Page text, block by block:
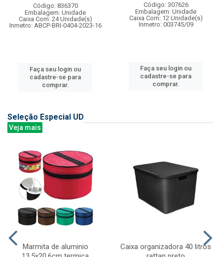
Código: 836370
Embalagem: Unidade
Caixa Com: 24 Unidade(s)
Inmetro: ABCP-BRI-0404-2023-16
Faça seu login ou
cadastre-se para
comprar.
Código: 307626
Embalagem: Unidade
Caixa Com: 12 Unidade(s)
Inmetro: 003745/09
Faça seu login ou
cadastre-se para
comprar.
Seleção Especial UD
Veja mais
Marmita de aluminio
Caixa organizadora 40 litros